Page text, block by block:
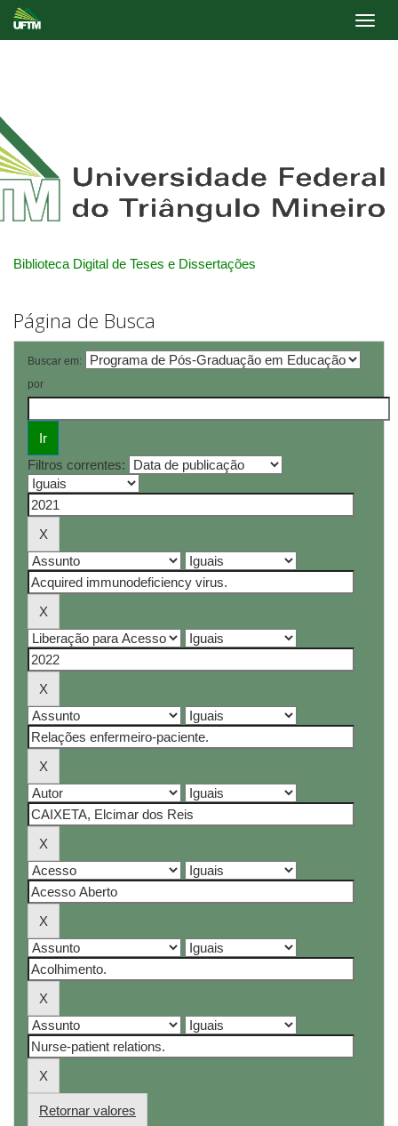
Biblioteca Digital de Teses e Dissertações
Página de Busca
Buscar em:
por
Filtros correntes:
Retornar valores